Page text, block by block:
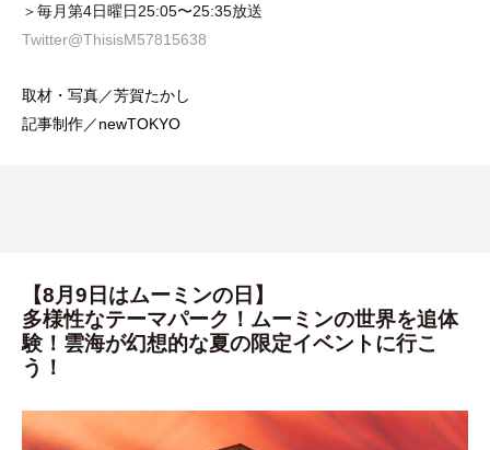
＞毎月第4日曜日25:05〜25:35放送
Twitter@ThisisM57815638
取材 ・ 写真／芳賀たかし
記事制作／newTOKYO
【8月9日はムーミンの日】
多様性なテーマパーク！ムーミンの世界を追体
験！雲海が幻想的な夏の限定イベントに行こ
う！